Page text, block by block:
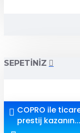
SEPETINIZ
COPRO ile
prestij kazanın...